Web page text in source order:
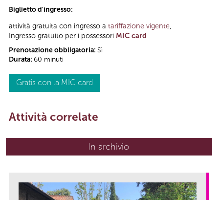
Biglietto d'ingresso:
attività gratuita con ingresso a tariffazione vigente,
Ingresso gratuito per i possessori MIC card
Prenotazione obbligatoria: Sì
Durata: 60 minuti
Gratis con la MIC card
Attività correlate
In archivio